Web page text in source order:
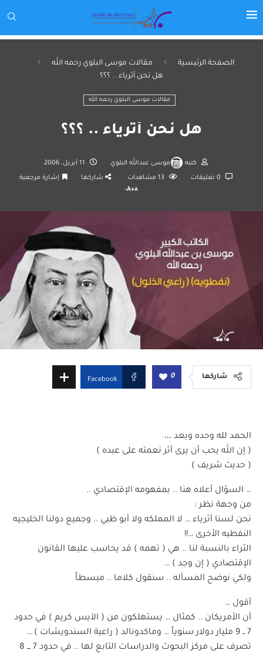
الصفحة الرئيسية
مقالات موسى البلوي رحمه الله
هل نحن أثرياء .. ؟؟؟
مقالات موسى البلوي رحمه الله
هل نحن أثرياء .. ؟؟؟
كتبه موسى عبدالله البلوي 11 أبريل، 2006
13 مشاهدات شاركها
إشارة مرجعية
A+A-
شاركها 0
Facebook
الحمد لله وحده وبعد ،،،
( إن الله يحب أن يرى أثر نعمته على عبده )
( حديث شريف )
… السؤال أعلاه هنا .. بمفهومه الإقتصادي ..
من وجهة نظر :
نحن لسنا أثرياء … لا المملكه ولا أبو ظبي .. وجميع دولنا الخليجيه
النفطيه الأخرى …!!
الثراء بالنسبة لنا .. هي ( تهمه ) قد يحاسب عليها القانون
الإقتصادي ( إن وجد ) …
ولكي نوضح المسأله .. سنقول كلاما .. مبسطاً
أقول …
أن الأمريكان .. كمثال … يستهلكون من ( الآيس كريم ) في حدود
7 ــ 9 مليار دولار سنوياً … وماكدونالد ( راعية السندويشات ) …
تصرف على مركز البحوث والدراسات التابع لها .. في حدود 7 ـــ 8